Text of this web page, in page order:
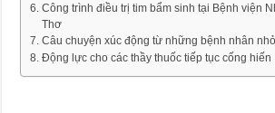
Công trình điều trị tim bẩm sinh tại Bệnh viện
Thơ
Câu chuyện xúc động từ những bệnh nhân
Động lực cho các thầy thuốc tiếp tục cống hiến